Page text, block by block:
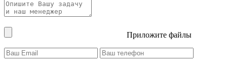
Приложите файлы